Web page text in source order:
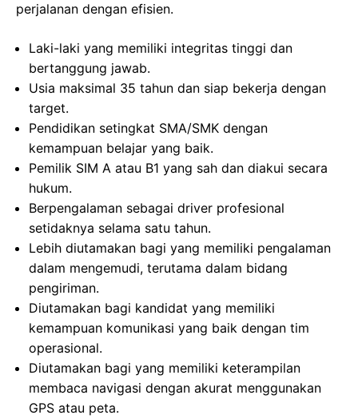
perjalanan dengan efisien.
Laki-laki yang memiliki integritas tinggi dan
bertanggung jawab.
Usia maksimal 35 tahun dan siap bekerja dengan
target.
Pendidikan setingkat SMA/SMK dengan
kemampuan belajar yang baik.
Pemilik SIM A atau B1 yang sah dan diakui secara
hukum.
Berpengalaman sebagai driver profesional
setidaknya selama satu tahun.
Lebih diutamakan bagi yang memiliki pengalaman
dalam mengemudi, terutama dalam bidang
pengiriman.
Diutamakan bagi kandidat yang memiliki
kemampuan komunikasi yang baik dengan tim
operasional.
Diutamakan bagi yang memiliki keterampilan
membaca navigasi dengan akurat menggunakan
GPS atau peta.